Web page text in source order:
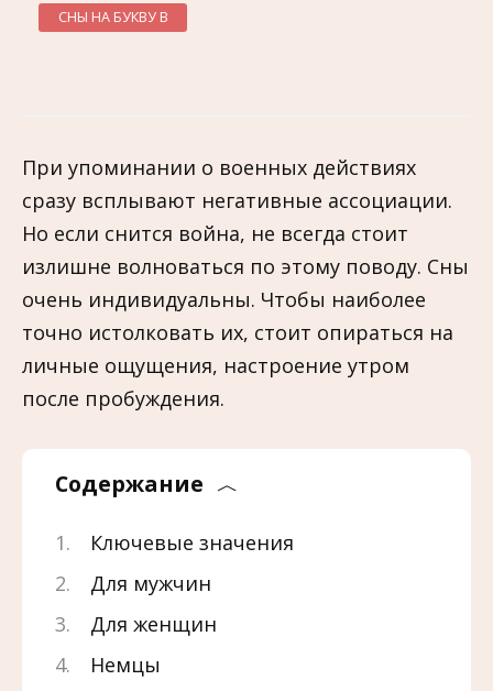
СНЫ НА БУКВУ В
При упоминании о военных действиях
сразу всплывают негативные ассоциации.
Но если снится война, не всегда стоит
излишне волноваться по этому поводу. Сны
очень индивидуальны. Чтобы наиболее
точно истолковать их, стоит опираться на
личные ощущения, настроение утром
после пробуждения.
Содержание
Ключевые значения
Для мужчин
Для женщин
Немцы